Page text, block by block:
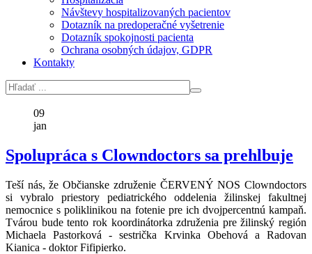
Návštevy hospitalizovaných pacientov
Dotazník na predoperačné vyšetrenie
Dotazník spokojnosti pacienta
Ochrana osobných údajov, GDPR
Kontakty
09
jan
Spolupráca s Clowndoctors sa prehlbuje
Teší nás, že Občianske združenie ČERVENÝ NOS Clowndoctors
si vybralo priestory pediatrického oddelenia žilinskej fakultnej
nemocnice s poliklinikou na fotenie pre ich dvojpercentnú kampaň.
Tvárou bude tento rok koordinátorka združenia pre žilinský región
Michaela Pastorková - sestrička Krvinka Obehová a Radovan
Kianica - doktor Fifipierko.